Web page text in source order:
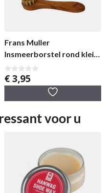
Frans Muller
Insmeerborstel rond klein
gelakt
0
v
5
€3,95
voor u